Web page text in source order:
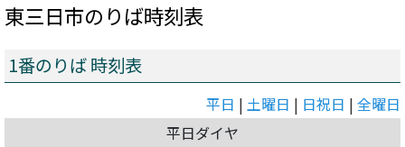
東三日市のりば時刻表
1番のりば 時刻表
平日 | 土曜日 | 日祝日 | 全曜日
平日ダイヤ